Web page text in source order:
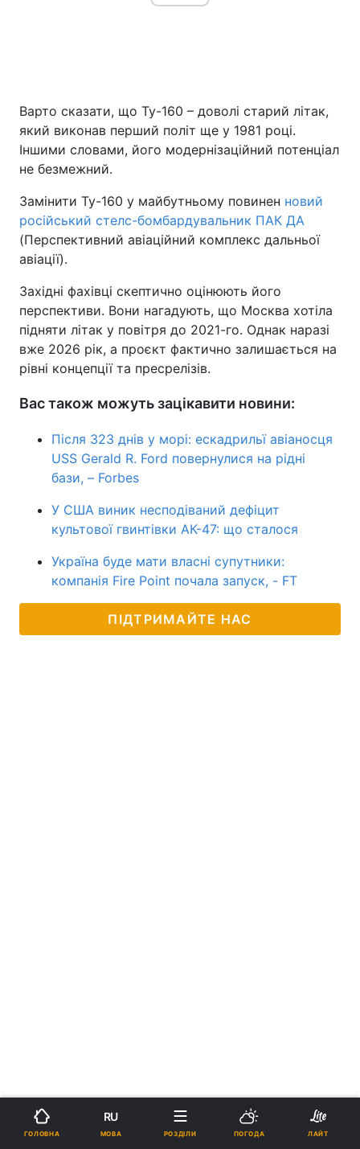
Варто сказати, що Ту-160 – доволі старий літак,
який виконав перший політ ще у 1981 році.
Іншими словами, його модернізаційний потенціал
не безмежний.
Замінити Ту-160 у майбутньому повинен новий
російський стелс-бомбардувальник ПАК ДА
(Перспективний авіаційний комплекс дальньої
авіації).
Західні фахівці скептично оцінюють його
перспективи. Вони нагадують, що Москва хотіла
підняти літак у повітря до 2021-го. Однак наразі
вже 2026 рік, а проєкт фактично залишається на
рівні концепції та пресрелізів.
Вас також можуть зацікавити новини:
Після 323 днів у морі: ескадрильї авіаносця
USS Gerald R. Ford повернулися на рідні
бази, – Forbes
У США виник несподіваний дефіцит
культової гвинтівки АК-47: що сталося
Україна буде мати власні супутники:
компанія Fire Point почала запуск, - FT
ПІДТРИМАЙТЕ НАС
ГОЛОВНА
RU
МОВА РОЗДІЛИ ПОГОДА ЛАЙТ